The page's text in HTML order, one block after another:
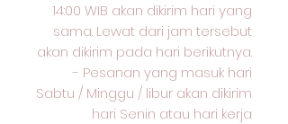
14:00 WIB akan dikirim hari yang
sama. Lewat dari jam tersebut
akan dikirim pada hari berikutnya.
- Pesanan yang masuk hari
Sabtu / Minggu / libur akan dikirim
hari Senin atau hari kerja